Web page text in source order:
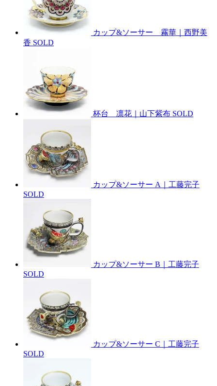
カップ&ソーサー 霧華｜西野美
香 SOLD
杯台 凛花｜山下紫布 SOLD
カップ&ソーサー A｜工藤完子
SOLD
カップ&ソーサー B｜工藤完子
SOLD
カップ&ソーサー C｜工藤完子
SOLD